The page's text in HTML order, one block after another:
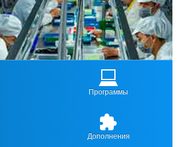
Программы
Дополнения